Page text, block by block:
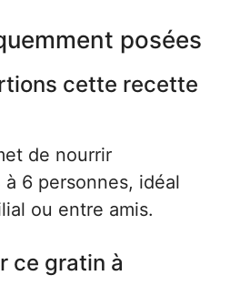
posées
cette recette
de nourrir
6 personnes, idéal
ou entre amis.
ce gratin à